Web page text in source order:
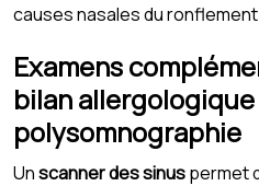
causes nasales du ronflement
Examens
bilan
polysomnographie
Unscanner des sinuspermet